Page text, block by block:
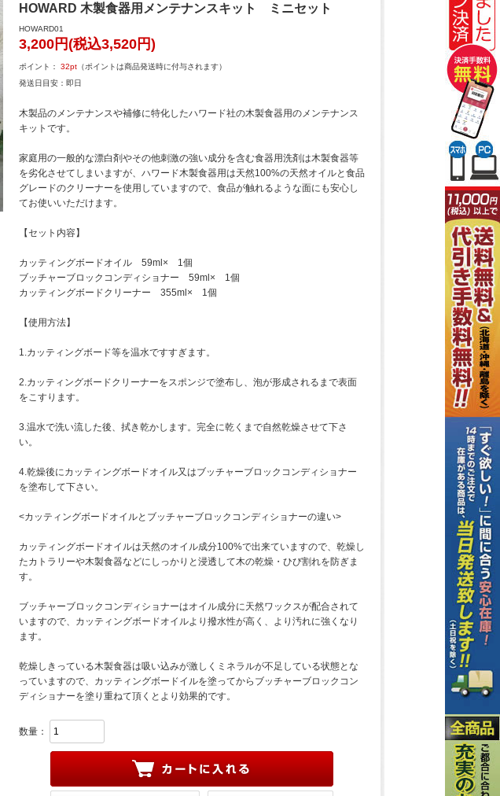
HOWARD 木製食器用メンテナンスキット ミニセット
HOWARD01
3,200円(税込3,520円)
ポイント： 32pt （ポイントは商品発送時に付与されます）
発送日目安：即日
木製品のメンテナンスや補修に特化したハワード社の木製食器用のメンテナンス
キットです。
家庭用の一般的な漂白剤やその他刺激の強い成分を含む食器用洗剤は木製食器等
を劣化させてしまいますが、ハワード木製食器用は天然100%の天然オイルと食品
グレードのクリーナーを使用していますので、食品が触れるような面にも安心し
てお使いいただけます。
【セット内容】
カッティングボードオイル 59ml× 1個
ブッチャーブロックコンディショナー 59ml× 1個
カッティングボードクリーナー 355ml× 1個
【使用方法】
1.カッティングボード等を温水ですすぎます。
2.カッティングボードクリーナーをスポンジで塗布し、泡が形成されるまで表面
をこすります。
3.温水で洗い流した後、拭き乾かします。完全に乾くまで自然乾燥させて下さ
い。
4.乾燥後にカッティングボードオイル又はブッチャーブロックコンディショナー
を塗布して下さい。
<カッティングボードオイルとブッチャーブロックコンディショナーの違い>
カッティングボードオイルは天然のオイル成分100%で出来ていますので、乾燥し
たカトラリーや木製食器などにしっかりと浸透して木の乾燥・ひび割れを防ぎま
す。
ブッチャーブロックコンディショナーはオイル成分に天然ワックスが配合されて
いますので、カッティングボードオイルより撥水性が高く、より汚れに強くなり
ます。
乾燥しきっている木製食器は吸い込みが激しくミネラルが不足している状態とな
っていますので、カッティングボードイルを塗ってからブッチャーブロックコン
ディショナーを塗り重ねて頂くとより効果的です。
数量：